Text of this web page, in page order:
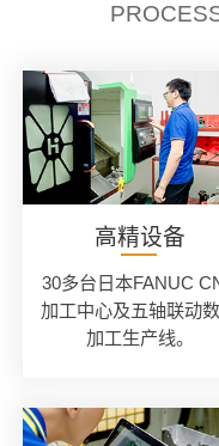
高精设备
30多台日本FANUC
加工中心及五轴联动
加工生产线。